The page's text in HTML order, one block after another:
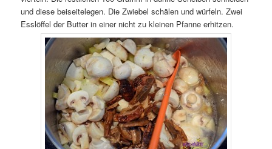
und diese beiseitelegen. Die Zwiebel schälen und würfeln. Zwei
Esslöffel der Butter in einer nicht zu kleinen Pfanne erhitzen.